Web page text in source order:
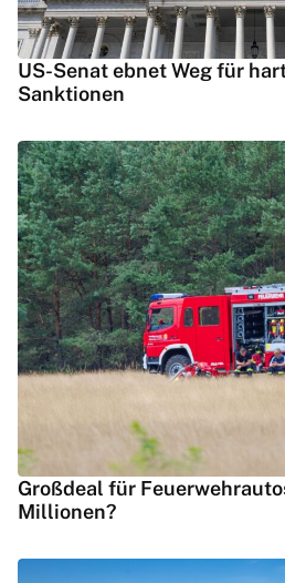
US-Senat ebnet Weg für
Sanktionen
Großdeal für
Millionen?